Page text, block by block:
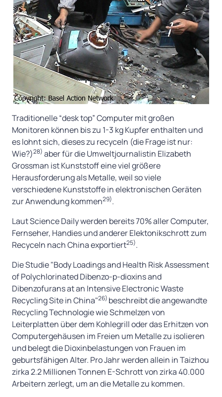
Traditionelle “desk top” Computer mit großen
Monitoren können bis zu 1-3 kg Kupfer enthalten und
es lohnt sich, dieses zu recyceln (die Frage ist nur:
Wie?)28) aber für die Umweltjournalistin Elizabeth
Grossman ist Kunststoff eine viel größere
Herausforderung als Metalle, weil so viele
verschiedene Kunststoffe in elektronischen Geräten
zur Anwendung kommen29).
Laut Science Daily werden bereits 70% aller Computer,
Fernseher, Handies und anderer Elektonikschrott zum
Recyceln nach China exportiert25).
Die Studie "Body Loadings and Health Risk Assessment
of Polychlorinated Dibenzo-p-dioxins and
Dibenzofurans at an Intensive Electronic Waste
Recycling Site in China"26) beschreibt die angewandte
Recycling Technologie wie Schmelzen von
Leiterplatten über dem Kohlegrill oder das Erhitzen von
Computergehäusen im Freien um Metalle zu isolieren
und belegt die Dioxinbelastungen von Frauen im
geburtsfähigen Alter. Pro Jahr werden allein in Taizhou
zirka 2.2 Millionen Tonnen E-Schrott von zirka 40.000
Arbeitern zerlegt, um an die Metalle zu kommen.